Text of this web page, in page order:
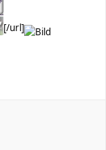
[/url]